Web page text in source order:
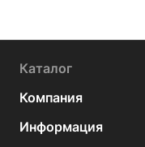
Каталог
Компания
Информация